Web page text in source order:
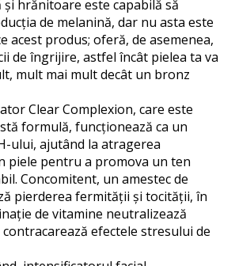
și hrănitoare este capabilă să
de melanină, dar nu asta este
acest produs; oferă, de asemenea,
de îngrijire, astfel încât pielea ta va
mult mai mult decât un bronz
Clear Complexion, care este
formulă, funcționează ca un
ului, ajutând la atragerea
piele pentru a promova un ten
Concomitent, un amestec de
pierderea fermității și tocității, în
de vitamine neutralizează
efectele stresului de